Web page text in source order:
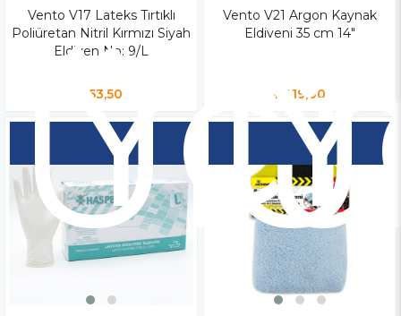
Vento V17 Lateks Tırtıklı
Poliüretan Nitril Kırmızı Siyah
Eldiven No: 9/L
₺53,50
Vento V21 Argon Kaynak
Eldiveni 35 cm 14"
₺419,00